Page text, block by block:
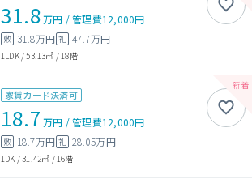
31.8万円 /管理費12,000円
敷 31.8万円 礼 47.7万円
1LDK/53.13㎡ /18階
家賃カード決済可
18.7 万円 /管理費12,000円
敷 18.7万円 礼 28.05万円
1DK /31.42㎡ /16階